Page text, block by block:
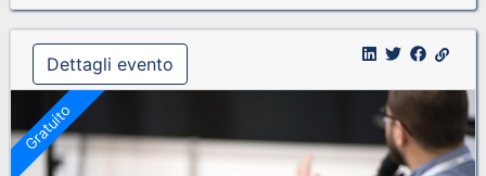
Dettagli evento
Gratuito